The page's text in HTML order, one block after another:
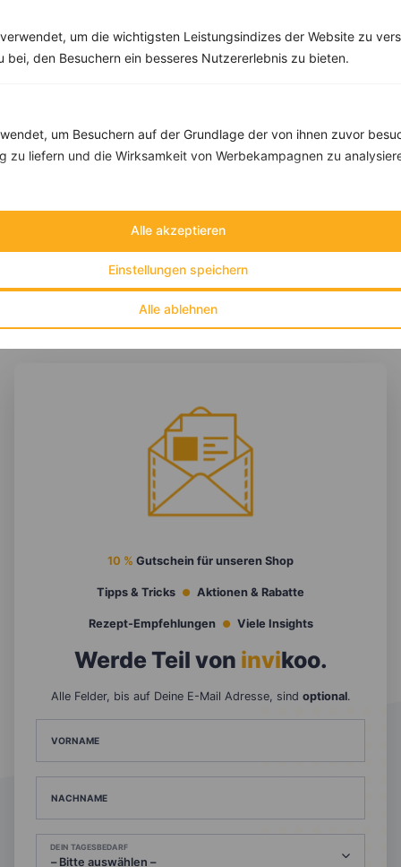
um die wichtigsten Leistungsindizes der Website zu
bei, den Besuchern ein besseres Nutzererlebnis zu bieten.
um Besuchern auf der Grundlage der von ihnen zuvor
zu liefern und die Wirksamkeit von Werbekampagnen zu
Alle ablehnen
Einstellungen speichern
Alle akzeptieren
Rezepte mit 400 bis 500 kcal
Rezepte
Auflauf mit braunen Linsen, Kartoffeln, Aubergine und veganem Mozzarella
Kalorien:
498 kcal
10 % Gutschein für unseren Shop
Tipps & Tricks Aktionen & Rabatte
Rezept-Empfehlungen Viele Insights
Werde Teil von invikoo.
Alle Felder, bis auf Deine E-Mail Adresse, sind optional.
VORNAME
NACHNAME
DEIN TAGESBEDARF